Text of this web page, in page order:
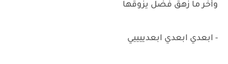
وأخر ما زهق فضل يزوقها
- ابعدي ابعدي ابعدييييي